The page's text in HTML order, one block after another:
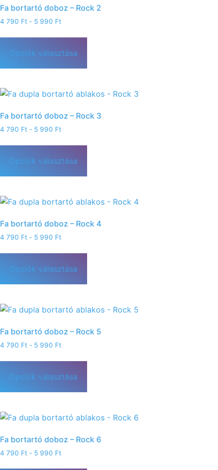
Fa bortartó doboz – Rock 2
4 790 Ft - 5 990 Ft
Opciók választása
Fa bortartó doboz – Rock 3
4 790 Ft - 5 990 Ft
Opciók választása
Fa bortartó doboz – Rock 4
4 790 Ft - 5 990 Ft
Opciók választása
Fa bortartó doboz – Rock 5
4 790 Ft - 5 990 Ft
Opciók választása
Fa bortartó doboz – Rock 6
4 790 Ft - 5 990 Ft